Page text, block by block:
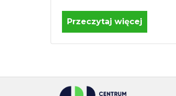
Przeczytaj więcej